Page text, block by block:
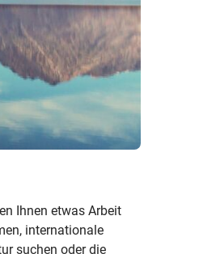
Leistungen
gestellte Fragen
Ihnen etwas Arbeit
internationale
suchen oder die